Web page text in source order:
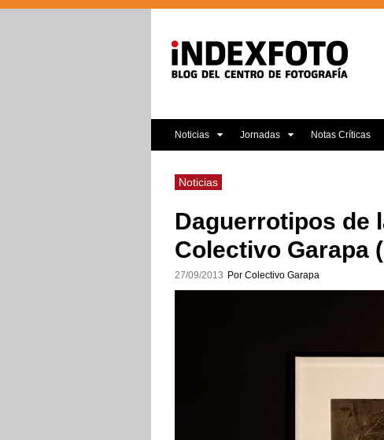
Noticias Jornadas Notas Críticas
Noticias
Daguerrotipos de
Colectivo Garapa
27/09/2013 Por Colectivo Garapa